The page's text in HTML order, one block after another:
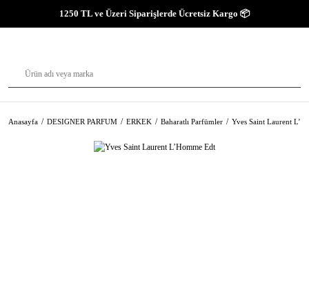
1250 TL ve Üzeri Siparişlerde Ücretsiz Kargo 📦
Anasayfa DESIGNER PARFUM ERKEK Baharatlı Parfümler Yves Saint Laurent